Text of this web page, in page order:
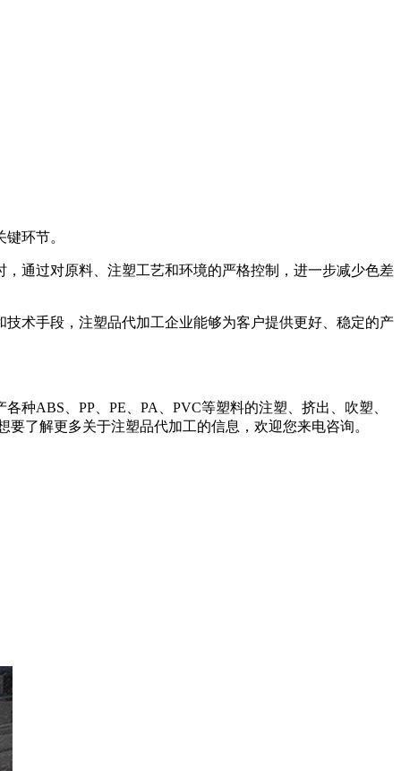
环节。
通过对原料、注塑工艺和环境的严格控制，进一步减少色差
术手段，注塑品代加工企业能够为客户提供更好、稳定的产
ABS、PP、PE、PA、PVC等塑料的注塑、挤出、吹塑、
了解更多关于注塑品代加工的信息，欢迎您来电咨询。